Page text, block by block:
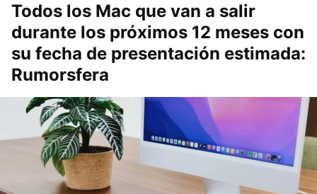
Todos los Mac que van a salir
durante los próximos 12 meses con
su fecha de presentación estimada:
Rumorsfera